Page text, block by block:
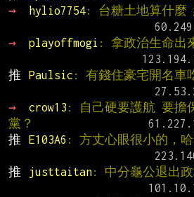
→
hylio7754: 台糖土地算什麼
→
playoffmogi : 拿政治生命出
推
Paulsic : 有錢住豪宅開名車
→
crow13 : 自己硬要護航 要擔
黨？
推
E103A6 : 方丈心眼很小的，
推
justtaitan: 中分龜公退出政